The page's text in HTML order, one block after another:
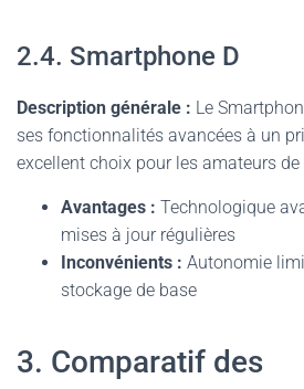
2.4. Smartphone D
Description générale : Le
ses fonctionnalités avancées à un
excellent choix pour les amateurs
Avantages : Technologique
mises à jour régulières
Inconvénients : Autonomie
stockage de base
3. Comparatif des